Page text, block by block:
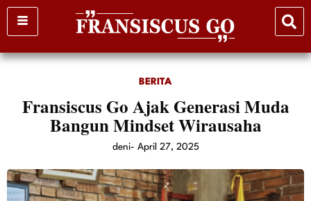
Skip
to
BERITA
Fransiscus Go Ajak Generasi Muda
Bangun Mindset Wirausaha
deni- April 27, 2025